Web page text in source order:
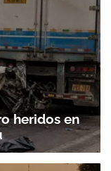
heridos en